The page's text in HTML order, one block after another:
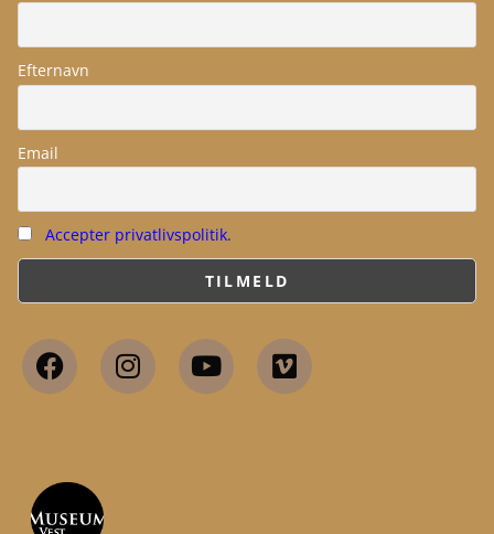
Efternavn
Email
Accepter privatlivspolitik.